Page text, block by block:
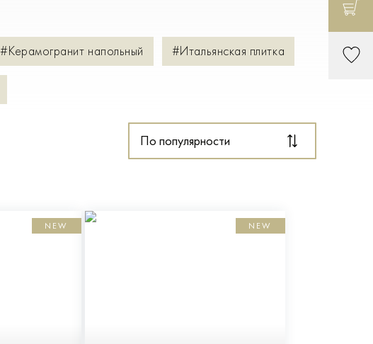
#Керамогранит напольный #Итальянская плитка
По популярности
NEW NEW